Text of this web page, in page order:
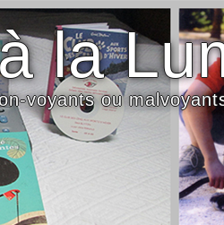
la
voyants ou